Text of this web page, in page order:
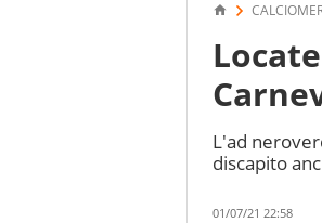
L'ad
discapito
01/07/21 22:58